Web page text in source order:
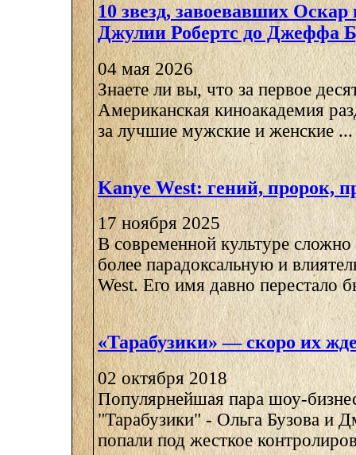
10 звезд, завоевавших Оскар
Джулии Робертс до Джеффа
04 мая 2026
Знаете ли вы, что за первое
Американская киноакадемия
за лучшие мужские и женские ...
Kanye West: гений, пророк,
17 ноября 2025
В современной культуре
более парадоксальную и
West. Его имя давно перестало
«Тарабузики» — скоро их
02 октября 2018
Популярнейшая пара шоу-
"Тарабузики" - Ольга Бузова и
попали под жесткое